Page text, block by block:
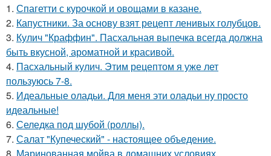
1. Спагетти с курочкой и овощами в казане.
2. Капустники. За основу взят рецепт ленивых голубцов.
3. Кулич "Краффин". Пасхальная выпечка всегда должна
быть вкусной, ароматной и красивой.
4. Пасхальный кулич. Этим рецептом я уже лет
пользуюсь 7-8.
5. Идеальные оладьи. Для меня эти оладьи ну просто
идеальные!
6. Селедка под шубой (роллы).
7. Салат "Купеческий" - настоящее объедение.